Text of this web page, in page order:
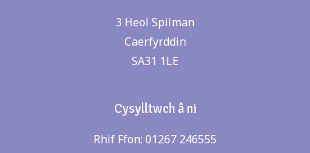
3 Heol Spilman
Caerfyrddin
SA31 1LE
Cysylltwch â ni
Rhif Ffon: 01267 246555